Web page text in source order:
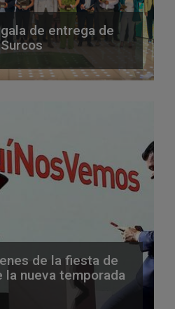
de entrega de
de la fiesta de
la nueva temporada